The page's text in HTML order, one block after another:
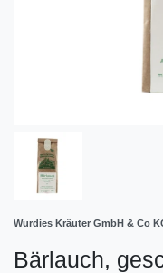
Wurdies Kräuter GmbH & Co
Bärlauch,